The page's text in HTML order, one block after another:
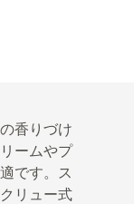
香りづけ
ームやプ
です。ス
リュー式